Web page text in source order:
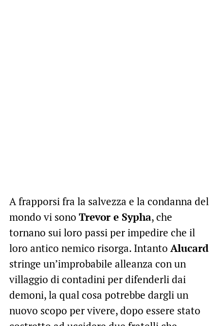
A frapporsi fra la salvezza e la condanna del
mondo vi sono Trevor e Sypha, che
tornano sui loro passi per impedire che il
loro antico nemico risorga. Intanto Alucard
stringe un’improbabile alleanza con un
villaggio di contadini per difenderli dai
demoni, la qual cosa potrebbe dargli un
nuovo scopo per vivere, dopo essere stato